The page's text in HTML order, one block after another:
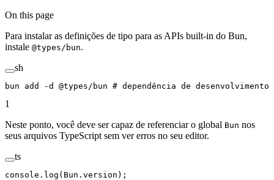
On this page
Para instalar as definições de tipo para as APIs built-in do Bun,
instale @types/bun.
sh
bun add -d @types/bun # dependência de desenvolvimento
1
Neste ponto, você deve ser capaz de referenciar o global Bun nos
seus arquivos TypeScript sem ver erros no seu editor.
ts
console. log (Bun.version);